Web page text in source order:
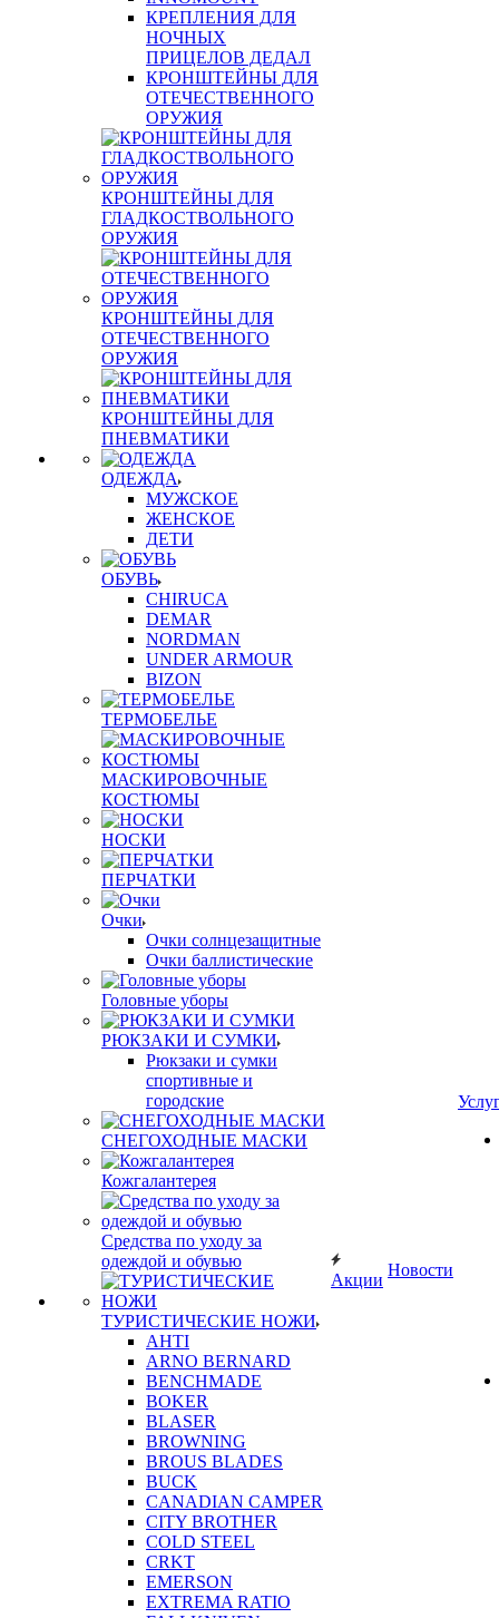
КРЕПЛЕНИЯ ДЛЯ
НОЧНЫХ
ПРИЦЕЛОВ ДЕДАЛ
КРОНШТЕЙНЫ ДЛЯ
ОТЕЧЕСТВЕННОГО
ОРУЖИЯ
КРОНШТЕЙНЫ ДЛЯ
ГЛАДКОСТВОЛЬНОГО
ОРУЖИЯ
КРОНШТЕЙНЫ ДЛЯ
ОТЕЧЕСТВЕННОГО
ОРУЖИЯ
КРОНШТЕЙНЫ ДЛЯ
ПНЕВМАТИКИ
ОДЕЖДА
МУЖСКОЕ
ЖЕНСКОЕ
ДЕТИ
ОБУВЬ
CHIRUCA
DEMAR
NORDMAN
UNDER ARMOUR
BIZON
ТЕРМОБЕЛЬЕ
МАСКИРОВОЧНЫЕ
КОСТЮМЫ
НОСКИ
ПЕРЧАТКИ
Очки
Очки солнцезащитные
Очки баллистические
Головные уборы
РЮКЗАКИ И СУМКИ
Рюкзаки и сумки
спортивные и
городские
СНЕГОХОДНЫЕ МАСКИ
Кожгалантерея
Средства по уходу за
одеждой и обувью
ТУРИСТИЧЕСКИЕ НОЖИ
AHTI
ARNO BERNARD
BENCHMADE
BOKER
BLASER
BROWNING
BROUS BLADES
BUCK
CANADIAN CAMPER
CITY BROTHER
COLD STEEL
CRKT
EMERSON
EXTREMA RATIO
Акции
Новости